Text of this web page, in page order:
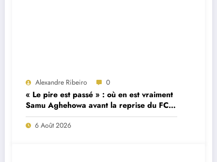
Alexandre Ribeiro 0
« Le pire est passé » : où en est vraiment
Samu Aghehowa avant la reprise du FC
Porto ?
6 Août 2026